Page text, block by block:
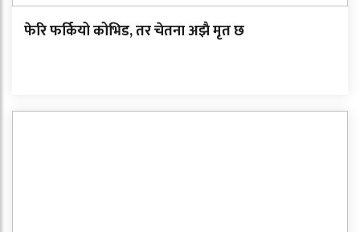
फेरि फर्कियो कोभिड, तर चेतना अझै मृत छ